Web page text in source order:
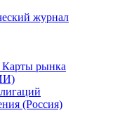
журнал
рынка
(Россия)